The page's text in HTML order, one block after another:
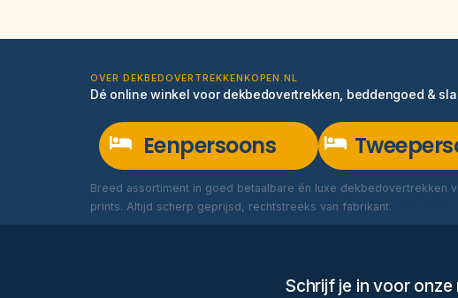
OVER DEKBEDOVERTREKKENKOPEN.NL
Dé online winkel voor dekbedovertrekken, beddengoed &
Eenpersoons
Breed assortiment in goed betaalbare én luxe
prints. Altijd scherp geprijsd, rechtstreeks van fabrikant.
Schrijf je in voor